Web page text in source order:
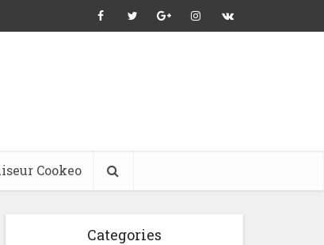
Cookeo
Categories